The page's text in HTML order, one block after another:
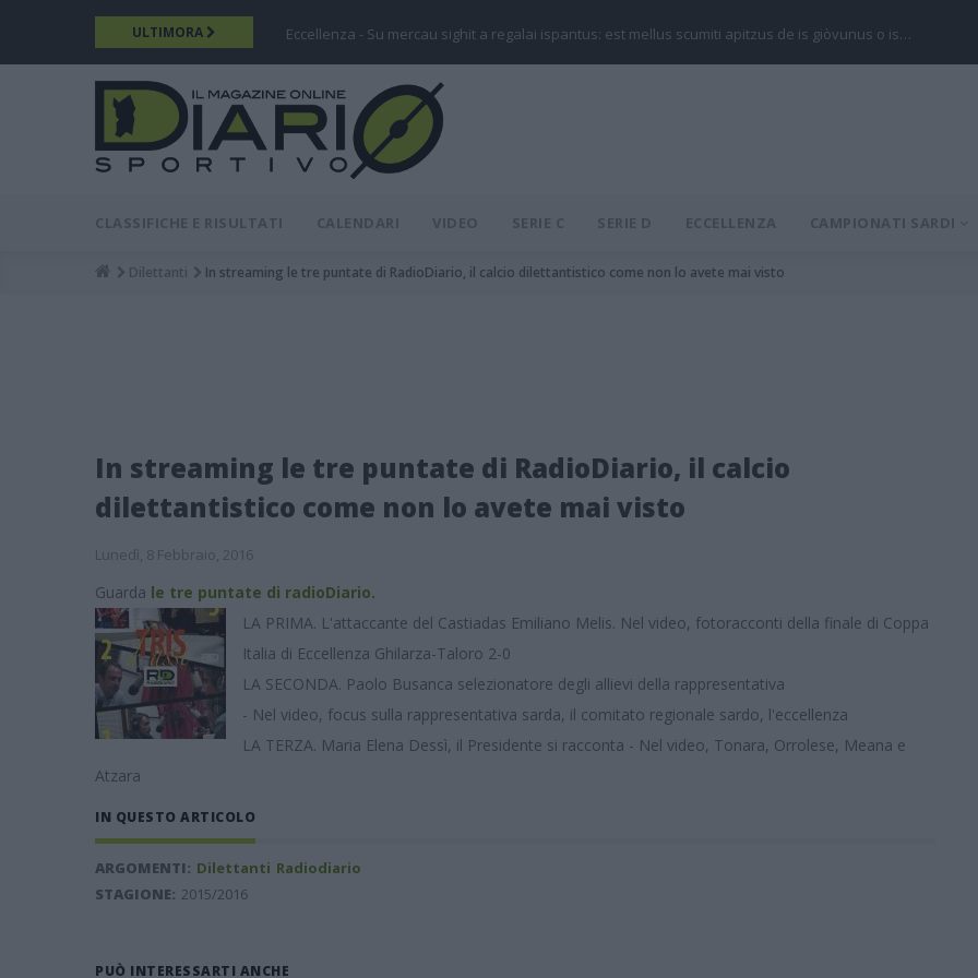
contenuto
ULTIMORA Eccellenza - Su mercau sighit a regalai ispantus: est mellus scumiti apitzus de is giòvunus o is…
MAIN
MENU
CLASSIFICHE E RISULTATI CALENDARI VIDEO SERIE C SERIE D ECCELLENZA CAMPIONATI SARDI
Breadcrumb
Dilettanti In streaming le tre puntate di RadioDiario, il calcio dilettantistico come non lo avete mai visto
In streaming le tre puntate di RadioDiario, il calcio
dilettantistico come non lo avete mai visto
Lunedì, 8 Febbraio, 2016
Guarda le tre puntate di radioDiario.
LA PRIMA. L'attaccante del Castiadas Emiliano Melis. Nel video, fotoracconti della finale di Coppa
Italia di Eccellenza Ghilarza-Taloro 2-0
LA SECONDA. Paolo Busanca selezionatore degli allievi della rappresentativa
- Nel video, focus sulla rappresentativa sarda, il comitato regionale sardo, l'eccellenza
LA TERZA. Maria Elena Dessì, il Presidente si racconta - Nel video, Tonara, Orrolese, Meana e
Atzara
IN QUESTO ARTICOLO
ARGOMENTI: Dilettanti Radiodiario
STAGIONE: 2015/2016
PUÒ INTERESSARTI ANCHE